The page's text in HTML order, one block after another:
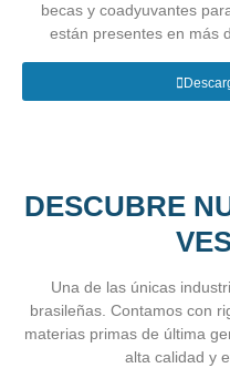
becas y coadyuvantes
están presentes en más
DESCUBRE
Una de las únicas
brasileñas. Contamos con
materias primas de última
alta calidad y